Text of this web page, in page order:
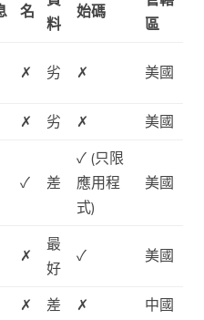
名
料
始碼
區
✗ 劣 ✗ 美國
✗ 劣 ✗ 美國
✓ 差
✓(只限
應用程
式)
美國
✗
最
好
✓ 美國
✗ 差 ✗ 中國